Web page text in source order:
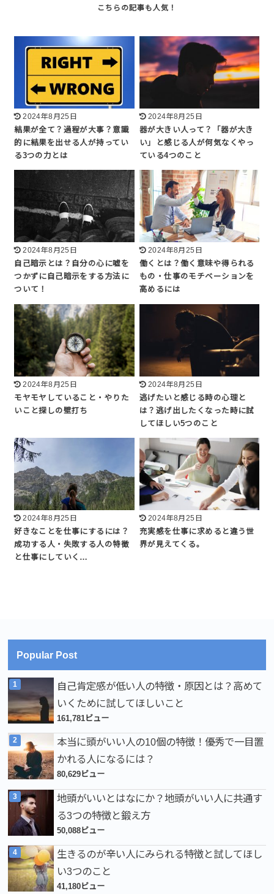
2024年8月25日
結果が全て？過程が大事？意識
的に結果を出せる人が持ってい
る3つの力とは
2024年8月25日
器が大きい人って？「器が大き
い」と感じる人が何気なくやっ
ている4つのこと
2024年8月25日
自己暗示とは？自分の心に嘘を
つかずに自己暗示をする方法に
ついて！
2024年8月25日
働くとは？働く意味や得られる
もの・仕事のモチベーションを
高めるには
2024年8月25日
モヤモヤしていること・やりた
いこと探しの壁打ち
2024年8月25日
逃げたいと感じる時の心理と
は？逃げ出したくなった時に試
してほしい5つのこと
2024年8月25日
好きなことを仕事にするには？
成功する人・失敗する人の特徴
と仕事にしていく…
2024年8月25日
充実感を仕事に求めると違う世
界が見えてくる。
Popular Post
自己肯定感が低い人の特徴・原因とは？高めて
いくために試してほしいこと
161,781ビュー
本当に頭がいい人の10個の特徴！優秀で一目置
かれる人になるには？
80,629ビュー
地頭がいいとはなにか？地頭がいい人に共通す
る3つの特徴と鍛え方
50,088ビュー
生きるのが辛い人にみられる特徴と試してほし
い3つのこと
41,180ビュー